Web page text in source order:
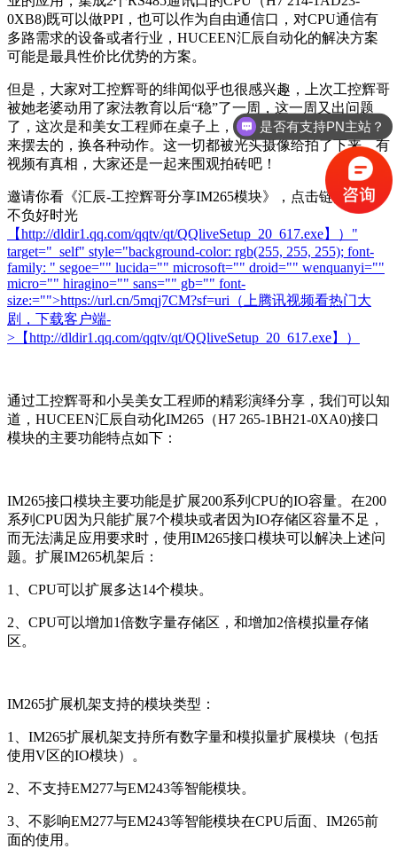
0XB8)既可以做PPI，也可以作为自由通信口，对CPU通信有
多路需求的设备或者行业，HUCEEN汇辰自动化的解决方案
可能是最具性价比优势的方案。
但是，大家对工控辉哥的绯闻似乎也很感兴趣，上次工控辉哥
被她老婆动用了家法教育以后“稳”了一周，这一周又出问题
了，这次是和美女工程师在桌子上，在桌子上，在桌子上，摆
来摆去的，换各种动作。这一切都被光头摄像给拍了下来，有
视频有真相，大家还是一起来围观拍砖吧！
邀请你看《汇辰-工控辉哥分享IM265模块》，点击链接观看,
不负好时光
【http://dldir1.qq.com/qqtv/qt/QQliveSetup_20_617.exe】）"
target="_self" style="background-color: rgb(255, 255, 255); font-
family: " segoe="" lucida="" microsoft="" droid="" wenquanyi=""
micro="" hiragino="" sans="" gb="" font-
size:="">https://url.cn/5mqj7CM?sf=uri（上腾讯视频看热门大
剧，下载客户端-
>【http://dldir1.qq.com/qqtv/qt/QQliveSetup_20_617.exe】）
通过工控辉哥和小吴美女工程师的精彩演绎分享，我们可以知
道，HUCEEN汇辰自动化IM265（H7 265-1BH21-0XA0)接口
模块的主要功能特点如下：
IM265接口模块主要功能是扩展200系列CPU的IO容量。在200
系列CPU因为只能扩展7个模块或者因为IO存储区容量不足，
而无法满足应用要求时，使用IM265接口模块可以解决上述问
题。扩展IM265机架后：
1、CPU可以扩展多达14个模块。
2、CPU可以增加1倍数字量存储区，和增加2倍模拟量存储
区。
IM265扩展机架支持的模块类型：
1、IM265扩展机架支持所有数字量和模拟量扩展模块（包括
使用V区的IO模块）。
2、不支持EM277与EM243等智能模块。
3、不影响EM277与EM243等智能模块在CPU后面、IM265前
面的使用。
是否有支持PN主站？